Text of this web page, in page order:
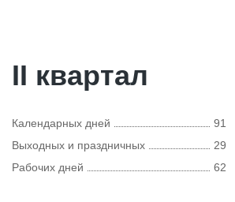
II квартал
Календарных дней
91
Выходных и праздничных
29
Рабочих дней
62